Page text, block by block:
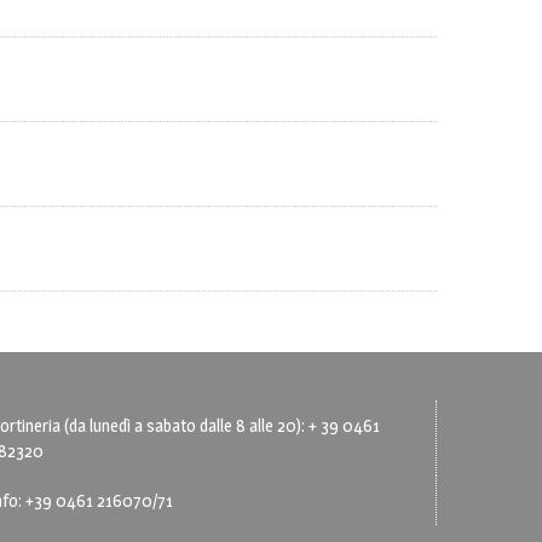
(da lunedì a sabato dalle 8 alle 20): + 39 0461
+39 0461 216070/71